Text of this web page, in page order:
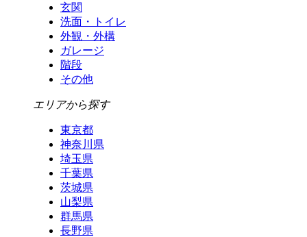
玄関
洗面・トイレ
外観・外構
ガレージ
階段
その他
エリアから探す
東京都
神奈川県
埼玉県
千葉県
茨城県
山梨県
群馬県
長野県